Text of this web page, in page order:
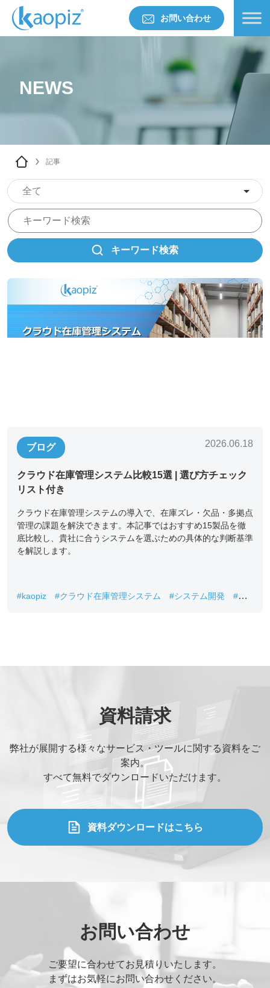
お問い合わせ
NEWS
記事
全て
キーワード検索
ブログ 2026.06.18
クラウド在庫管理システム比較15選 | 選び方チェック
リスト付き
クラウド在庫管理システムの導入で、在庫ズレ・欠品・多拠点
管理の課題を解決できます。本記事ではおすすめ15製品を徹
底比較し、貴社に合うシステムを選ぶための具体的な判断基準
を解説します。
#kaopiz #クラウド在庫管理システム #システム開発
#中
資料請求
弊社が展開する様々なサービス・ツールに関する資料をご
案内。
すべて無料でダウンロードいただけます。
資料ダウンロードはこちら
お問い合わせ
ご要望に合わせてお見積りいたします。
まずはお気軽にお問い合わせください。